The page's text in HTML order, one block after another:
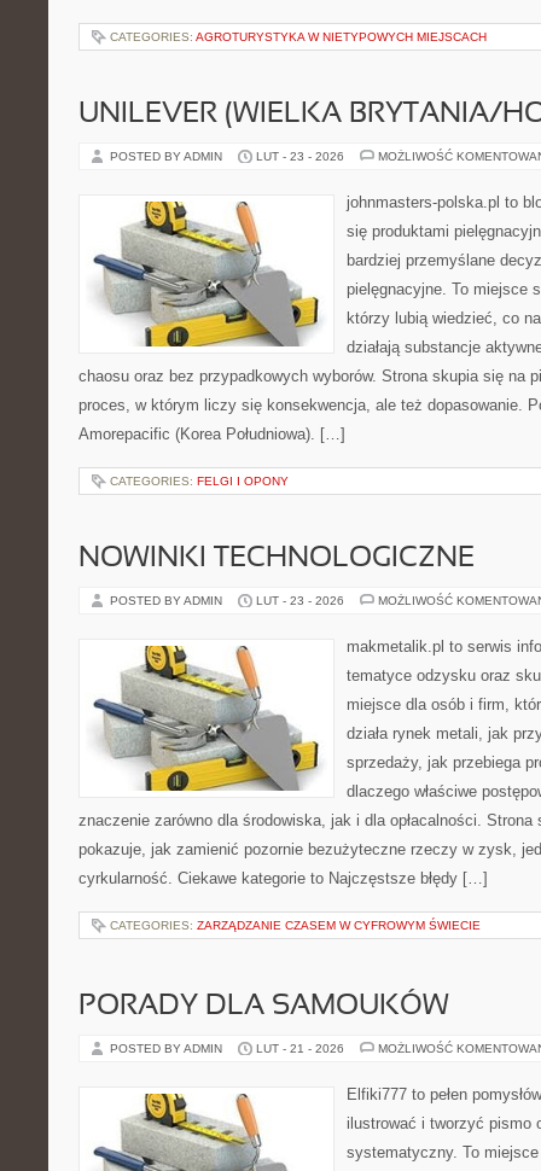
CATEGORIES: AGROTURYSTYKA W NIETYPOWYCH MIEJSCACH
UNILEVER (WIELKA BRYTANIA/
POSTED BY ADMIN LUT - 23 - 2026 MOŻLIWOŚĆ
johnmasters-polska.pl to
się produktami
bardziej przemyślane
pielęgnacyjne. To miejsce
którzy lubią wiedzieć, co
działają substancje
chaosu oraz bez przypadkowych wyborów. Strona skupia się na
proces, w którym liczy się konsekwencja, ale też dopasowanie.
Amorepacific (Korea Południowa). […]
CATEGORIES: FELGI I OPONY
NOWINKI TECHNOLOGICZNE
POSTED BY ADMIN LUT - 23 - 2026 MOŻLIWOŚĆ
makmetalik.pl to serwis
tematyce odzysku oraz
miejsce dla osób i firm,
działa rynek metali, jak
sprzedaży, jak przebiega
dlaczego właściwe
znaczenie zarówno dla środowiska, jak i dla opłacalności.
pokazuje, jak zamienić pozornie bezużyteczne rzeczy w zysk,
cyrkularność. Ciekawe kategorie to Najczęstsze błędy […]
CATEGORIES: ZARZĄDZANIE CZASEM W CYFROWYM ŚWIECIE
PORADY DLA SAMOUKÓW
POSTED BY ADMIN LUT - 21 - 2026 MOŻLIWOŚĆ
Elfiki777 to pełen
ilustrować i tworzyć pismo
systematyczny. To